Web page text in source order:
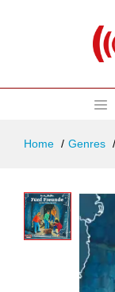
Home Genres